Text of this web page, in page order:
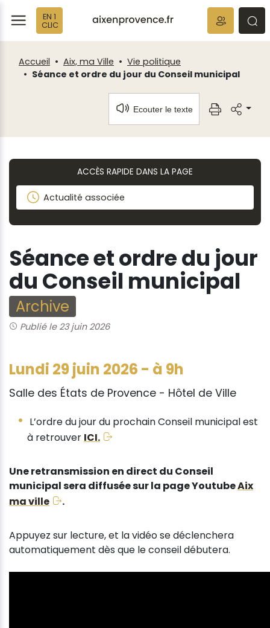
EN 1
CLIC
Accueil Aix, ma Ville
Vie politique
Séance et ordre du jour du Conseil municipal
Ecouter le texte
ACCÈS RAPIDE DANS LA PAGE
Actualité associée
Séance et ordre du jour
du Conseil municipal
Archive
Publié le 23 juin 2026
Lundi 29 juin 2026 - à 9h
Salle des États de Provence - Hôtel de Ville
L’ordre du jour du prochain Conseil municipal est
à retrouver ICI.
Une retransmission en direct du Conseil
municipal sera diffusée sur la page YoutubeAix
ma ville
.
Appuyez sur lecture, et la vidéo se déclenchera
automatiquement dès que le conseil débutera.
Fenêtre
de
chat
Panneau de gestion des cookies